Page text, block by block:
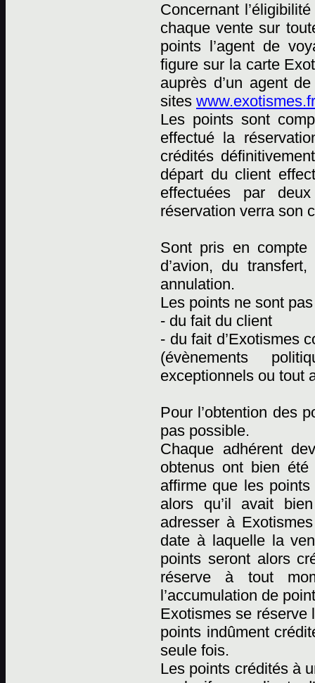
Concernant
chaque vente sur
points l’agent de
figure sur la carte
auprès d’un agent
sites
Les points sont
effectué la
crédités
départ du client
effectuées par
réservation verra son
Sont pris en compte
d’avion, du
annulation.
Les points ne sont
- du fait du client
- du fait d’Exotismes
(évènements
exceptionnels ou tout
Pour l’obtention des
pas possible.
Chaque adhérent
obtenus ont bien
affirme que les
alors qu’il avait
adresser à
date à laquelle la
points seront alors
réserve à tout
l’accumulation de
Exotismes se réserve
points indûment
seule fois.
Les points crédités à